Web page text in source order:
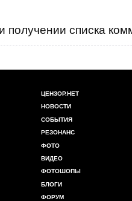
списка
ЦЕНЗОР.НЕТ
НОВОСТИ
СОБЫТИЯ
РЕЗОНАНС
ФОТО
ВИДЕО
ФОТОШОПЫ
БЛОГИ
ФОРУМ